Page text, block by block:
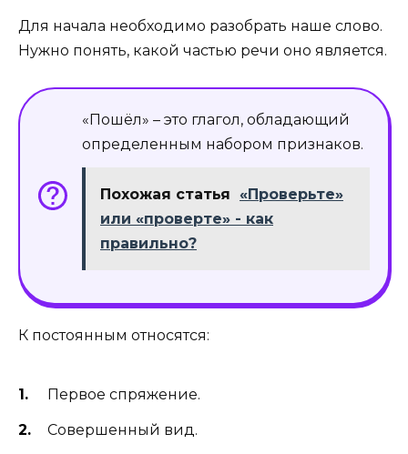
Для начала необходимо разобрать наше слово.
Нужно понять, какой частью речи оно является.
«Пошёл» – это глагол, обладающий
определенным набором признаков.
Похожая статья
«Проверьте»
или «проверте» - как
правильно?
К постоянным относятся:
Первое спряжение.
Совершенный вид.